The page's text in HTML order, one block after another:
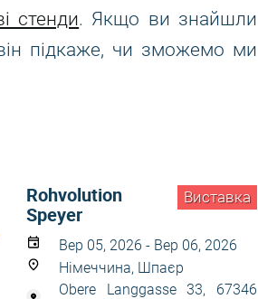
стенди. Якщо ви знайшли
підкаже, чи зможемо ми
Виставка
Rohvolution
Speyer
Вер 05, 2026 - Вер 06, 2026
Німеччина, Шпаєр
Obere Langgasse 33, 67346